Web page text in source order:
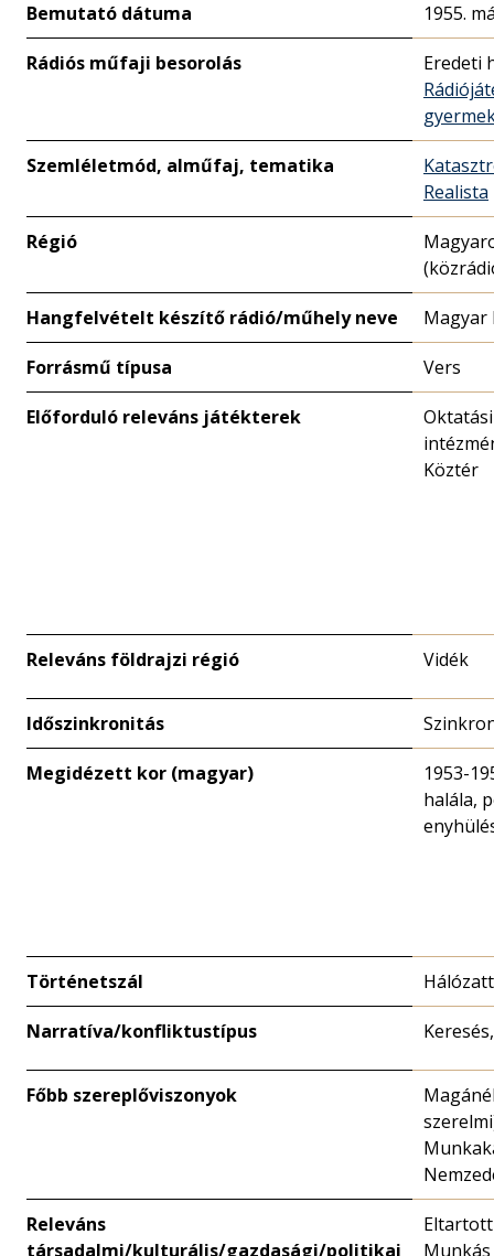
Bemutató dátuma 1955.
Rádiós műfaji besorolás
Eredeti
Szemléletmód, alműfaj, tematika
Realista
Régió
Hangfelvételt készítő rádió/műhely neve Magyar
Forrásmű típusa Vers
Előforduló releváns játékterek
Oktatási
Köztér
Releváns földrajzi régió Vidék
Időszinkronitás
Megidézett kor (magyar)
1953-
halála,
Történetszál
Narratíva/konfliktustípus
Főbb szereplőviszonyok
Releváns
társadalmi/kulturális/gazdasági/politikai
Munkás